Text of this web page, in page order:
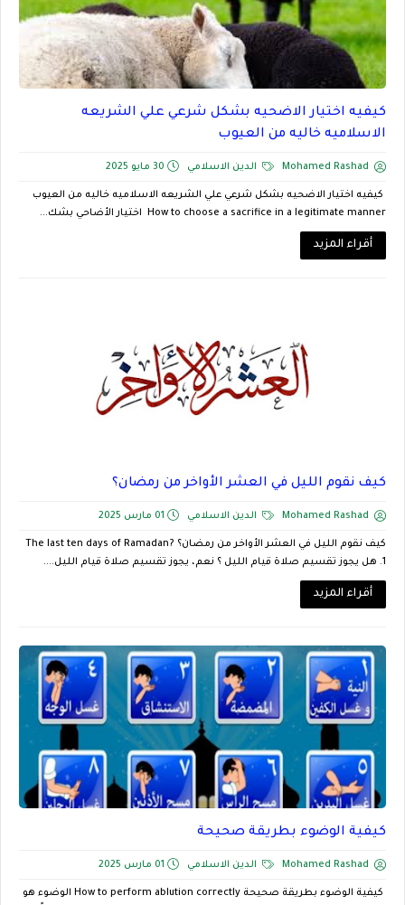
كيفيه اختيار الاضحيه بشكل شرعي علي الشريعه
الاسلاميه خاليه من العيوب
Mohamed Rashad الدين الاسلامي 30 مايو 2025
كيفيه اختيار الاضحيه بشكل شرعي علي الشريعه الاسلاميه خاليه من العيوب
How to choose a sacrifice in a legitimate manner اختيار الأضاحي بشك...
أقراء المزيد
كيف نقوم الليل في العشر الأواخر من رمضان؟
Mohamed Rashad الدين الاسلامي 01 مارس 2025
كيف نقوم الليل في العشر الأواخر من رمضان؟ The last ten days of Ramadan?
أقراء المزيد
كيفية الوضوء بطريقة صحيحة
Mohamed Rashad الدين الاسلامي 01 مارس 2025
كيفية الوضوء بطريقة صحيحة How to perform ablution correctly الوضوء هو